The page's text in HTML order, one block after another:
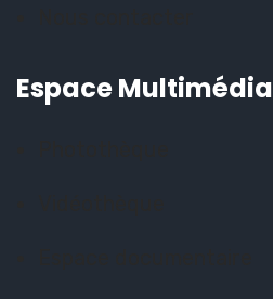
Espace Multimédia